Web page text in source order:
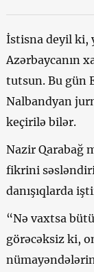
İstisna deyil ki,
Azərbaycanın
tutsun. Bu gün
Nalbandyan
keçirilə bilər.
Nazir Qarabağ
fikrini
danışıqlarda
“Nə vaxtsa
görəcəksiz ki,